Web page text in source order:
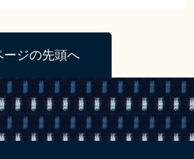
ジの先頭へ